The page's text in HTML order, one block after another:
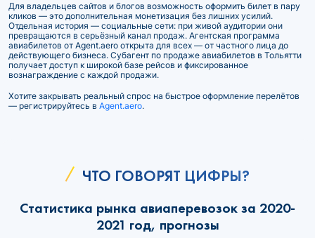
Для владельцев сайтов и блогов возможность оформить билет в пару
кликов — это дополнительная монетизация без лишних усилий.
Отдельная история — социальные сети: при живой аудитории они
превращаются в серьёзный канал продаж. Агентская программа
авиабилетов от Agent.aero открыта для всех — от частного лица до
действующего бизнеса. Субагент по продаже авиабилетов в Тольятти
получает доступ к широкой базе рейсов и фиксированное
вознаграждение с каждой продажи.
Хотите закрывать реальный спрос на быстрое оформление перелётов
— регистрируйтесь в Agent.aero.
ЧТО ГОВОРЯТ ЦИФРЫ?
Статистика рынка авиаперевозок за 2020-
2021 год, прогнозы